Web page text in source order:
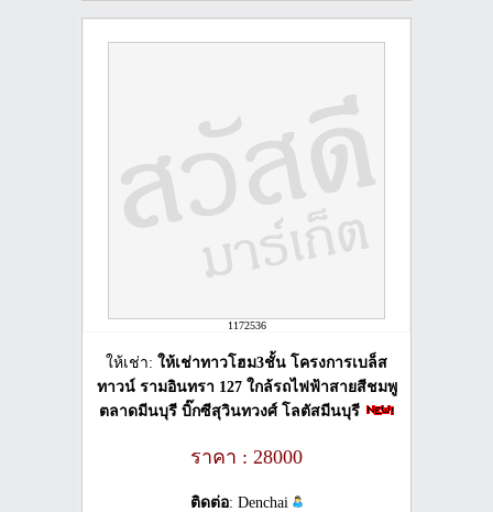
1172536
ให้เช่า: ให้เช่าทาวโฮม3ชั้น โครงการเบล็ส
ทาวน์ รามอินทรา 127 ใกล้รถไฟฟ้าสายสีชมพู
ตลาดมีนบุรี บิ๊กซีสุวินทวงศ์ โลตัสมีนบุรี
ราคา : 28000
ติดต่อ: Denchai